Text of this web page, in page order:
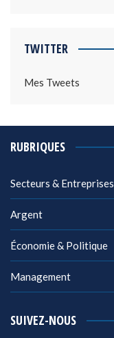
TWITTER
Mes Tweets
RUBRIQUES
Secteurs & Entreprises
Argent
Économie & Politique
Management
SUIVEZ-NOUS